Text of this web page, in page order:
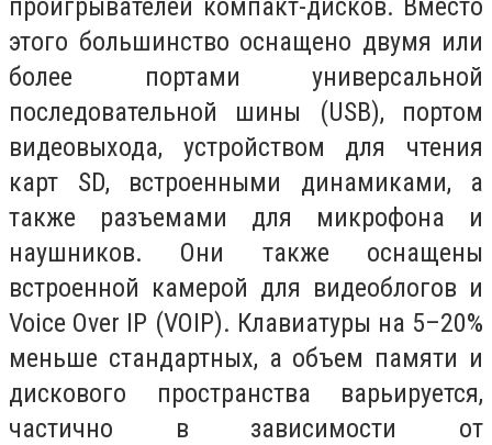
проигрывателей компакт-дисков. Вместо
этого большинство оснащено двумя или
более портами универсальной
последовательной шины (USB), портом
видеовыхода, устройством для чтения
карт SD, встроенными динамиками, а
также разъемами для микрофона и
наушников. Они также оснащены
встроенной камерой для видеоблогов и
Voice Over IP (VOIP). Клавиатуры на 5–20%
меньше стандартных, а объем памяти и
дискового пространства варьируется,
частично в зависимости от